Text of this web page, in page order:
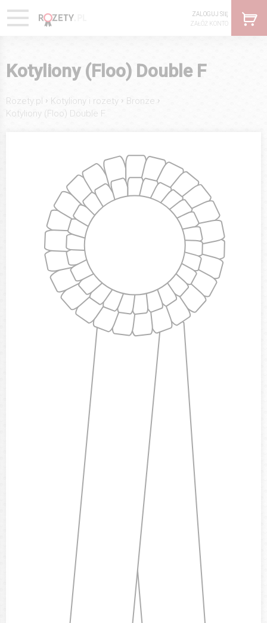
ZALOGUJ SIĘ
ZAŁÓŻ KONTO
Kotyliony (Floo) Double F
Rozety.pl › Kotyliony i rozety › Bronze ›
Kotyliony (Floo) Double F